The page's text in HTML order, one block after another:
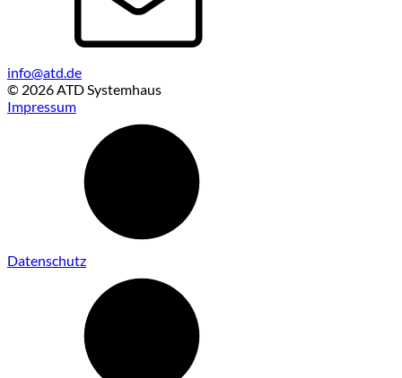
info@atd.de
© 2026 ATD Systemhaus
Impressum
Datenschutz